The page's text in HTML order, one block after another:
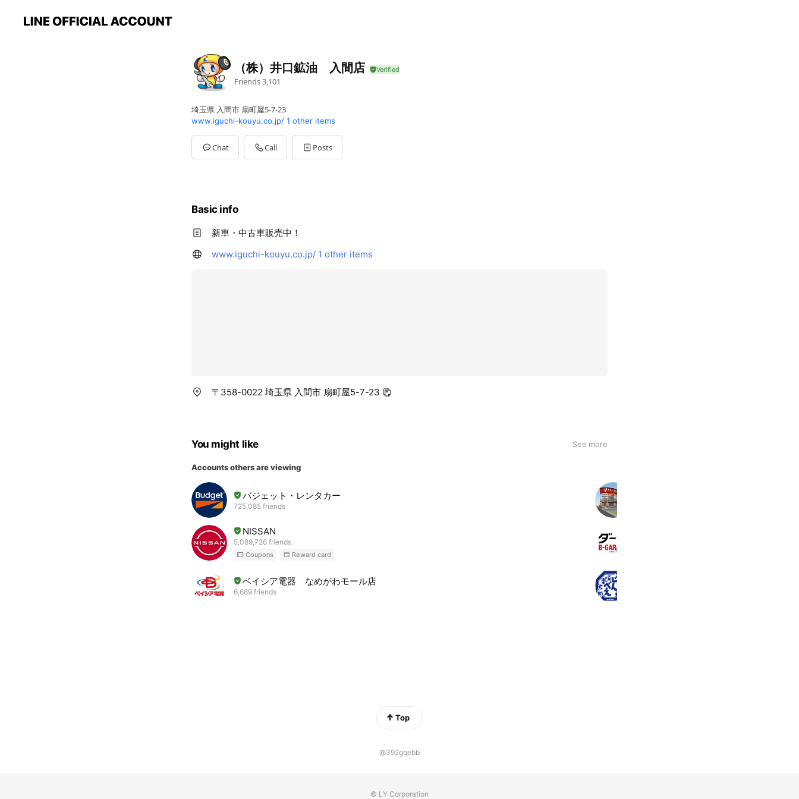
（株）井口鉱油 入間店
Friends3,101
埼玉県 入間市 扇町屋5-7-23
www.iguchi-kouyu.co.jp/ 1 other items
Chat Call Posts
Basic info
新車・中古車販売中！
www.iguchi-kouyu.co.jp/ 1 other items
〒358-0022 埼玉県 入間市 扇町屋5-7-23
You might like See more
Accounts others are viewing
バジェット・レンタカー
725,085 friends
NISSAN
5,089,726 friends
Coupons Reward card
ベイシア電器 なめがわモール店
6,689 friends
Top
@392gqebb
© LY Corporation